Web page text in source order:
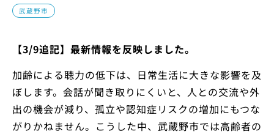
武蔵野市
【3/9追記】最新情報を反映しました。
加齢による聴力の低下は、日常生活に大きな影響を及
ぼします。会話が聞き取りにくいと、人との交流や外
出の機会が減り、孤立や認知症リスクの増加にもつな
がりかねません。こうした中、武蔵野市では高齢者の